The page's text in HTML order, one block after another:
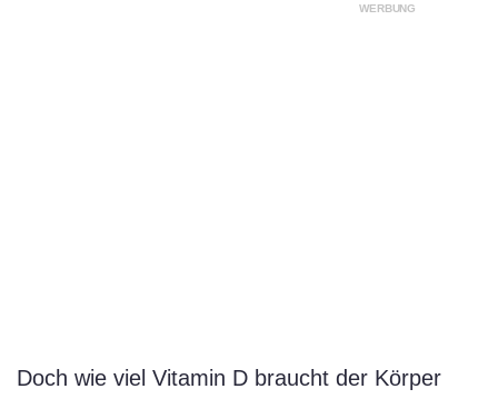
WERBUNG
Doch wie viel Vitamin D braucht der Körper